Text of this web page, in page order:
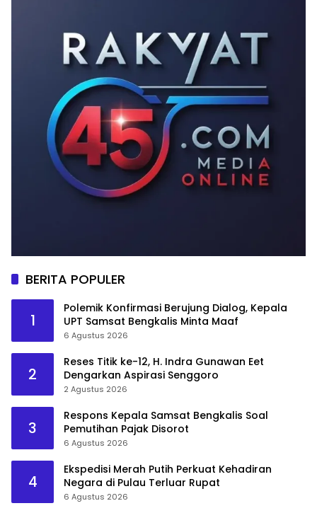
BERITA POPULER
1
Polemik Konfirmasi Berujung Dialog, Kepala
UPT Samsat Bengkalis Minta Maaf
6 Agustus 2026
2
Reses Titik ke-12, H. Indra Gunawan Eet
Dengarkan Aspirasi Senggoro
2 Agustus 2026
3
Respons Kepala Samsat Bengkalis Soal
Pemutihan Pajak Disorot
6 Agustus 2026
4
Ekspedisi Merah Putih Perkuat Kehadiran
Negara di Pulau Terluar Rupat
6 Agustus 2026